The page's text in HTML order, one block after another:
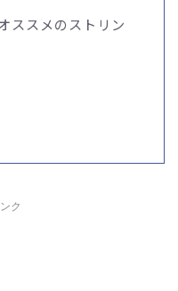
ススメのストリン
ク